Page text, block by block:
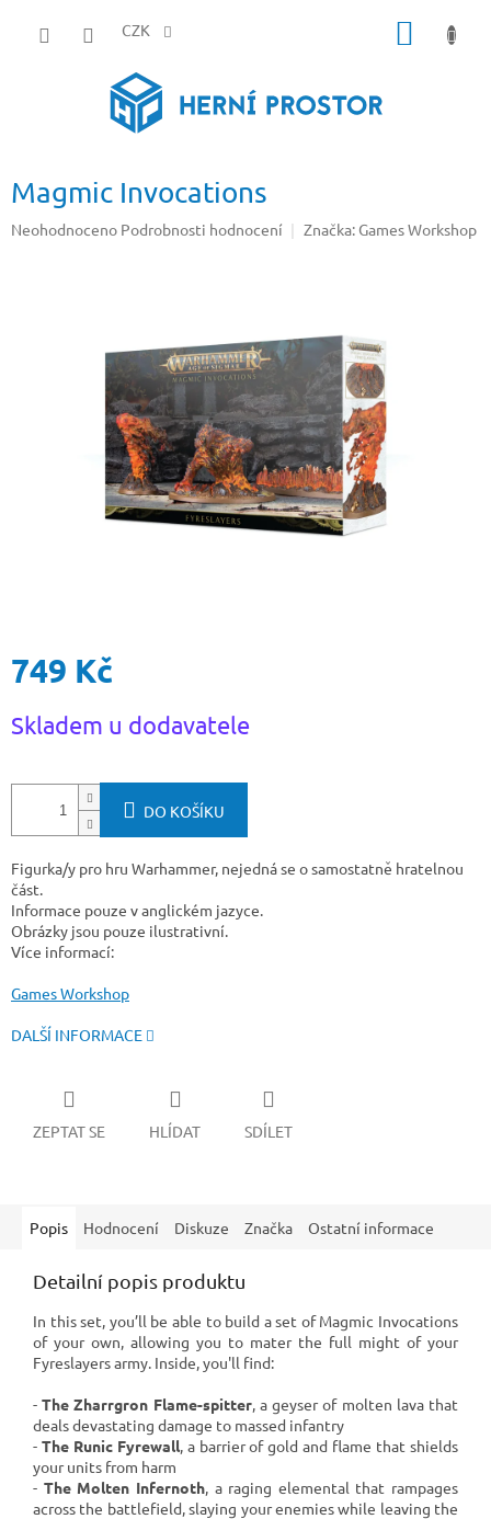
CZK
Magmic Invocations
Průměrné
Neohodnoceno Podrobnosti hodnocení Značka: Games Workshop
749 Kč
cena:
Skladem u dodavatele
DO KOŠÍKU
Figurka/y pro hru Warhammer, nejedná se o samostatně hratelnou
část.
Informace pouze v anglickém jazyce.
Obrázky jsou pouze ilustrativní.
Více informací:
Games Workshop
DALŠÍ INFORMACE
ZEPTAT SE HLÍDAT SDÍLET
Popis Hodnocení Diskuze Značka Ostatní informace
Detailní popis produktu
In this set, you’ll be able to build a set of Magmic Invocations
of your own, allowing you to mater the full might of your
Fyreslayers army. Inside, you'll find:
-The Zharrgron Flame-spitter, a geyser of molten lava that
deals devastating damage to massed infantry
- The Runic Fyrewall, a barrier of gold and flame that shields
your units from harm
- The Molten Infernoth, a raging elemental that rampages
across the battlefield, slaying your enemies while leaving the